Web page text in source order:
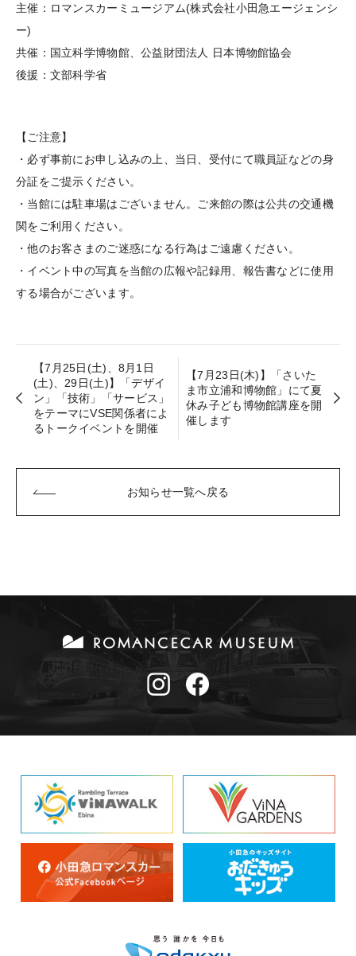
主催：ロマンスカーミュージアム(株式会社小田急エージェンシ
ー)
共催：国立科学博物館、公益財団法人 日本博物館協会
後援：文部科学省
【ご注意】
・必ず事前にお申し込みの上、当日、受付にて職員証などの身
分証をご提示ください。
・当館には駐車場はございません。ご来館の際は公共の交通機
関をご利用ください。
・他のお客さまのご迷惑になる行為はご遠慮ください。
・イベント中の写真を当館の広報や記録用、報告書などに使用
する場合がございます。
【7月25日(土)、8月1日
(土)、29日(土)】「デザイ
ン」「技術」「サービス」
をテーマにVSE関係者によ
るトークイベントを開催
【7月23日(木)】「さいた
ま市立浦和博物館」にて夏
休み子ども博物館講座を開
催します
お知らせ一覧へ戻る